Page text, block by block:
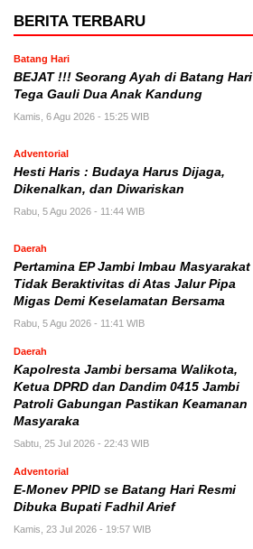
BERITA TERBARU
Batang Hari
BEJAT !!! Seorang Ayah di Batang Hari
Tega Gauli Dua Anak Kandung
Kamis, 6 Agu 2026 - 15:25 WIB
Adventorial
Hesti Haris : Budaya Harus Dijaga,
Dikenalkan, dan Diwariskan
Rabu, 5 Agu 2026 - 11:44 WIB
Daerah
Pertamina EP Jambi Imbau Masyarakat
Tidak Beraktivitas di Atas Jalur Pipa
Migas Demi Keselamatan Bersama
Rabu, 5 Agu 2026 - 11:41 WIB
Daerah
Kapolresta Jambi bersama Walikota,
Ketua DPRD dan Dandim 0415 Jambi
Patroli Gabungan Pastikan Keamanan
Masyaraka
Sabtu, 25 Jul 2026 - 22:43 WIB
Adventorial
E-Monev PPID se Batang Hari Resmi
Dibuka Bupati Fadhil Arief
Kamis, 23 Jul 2026 - 19:57 WIB